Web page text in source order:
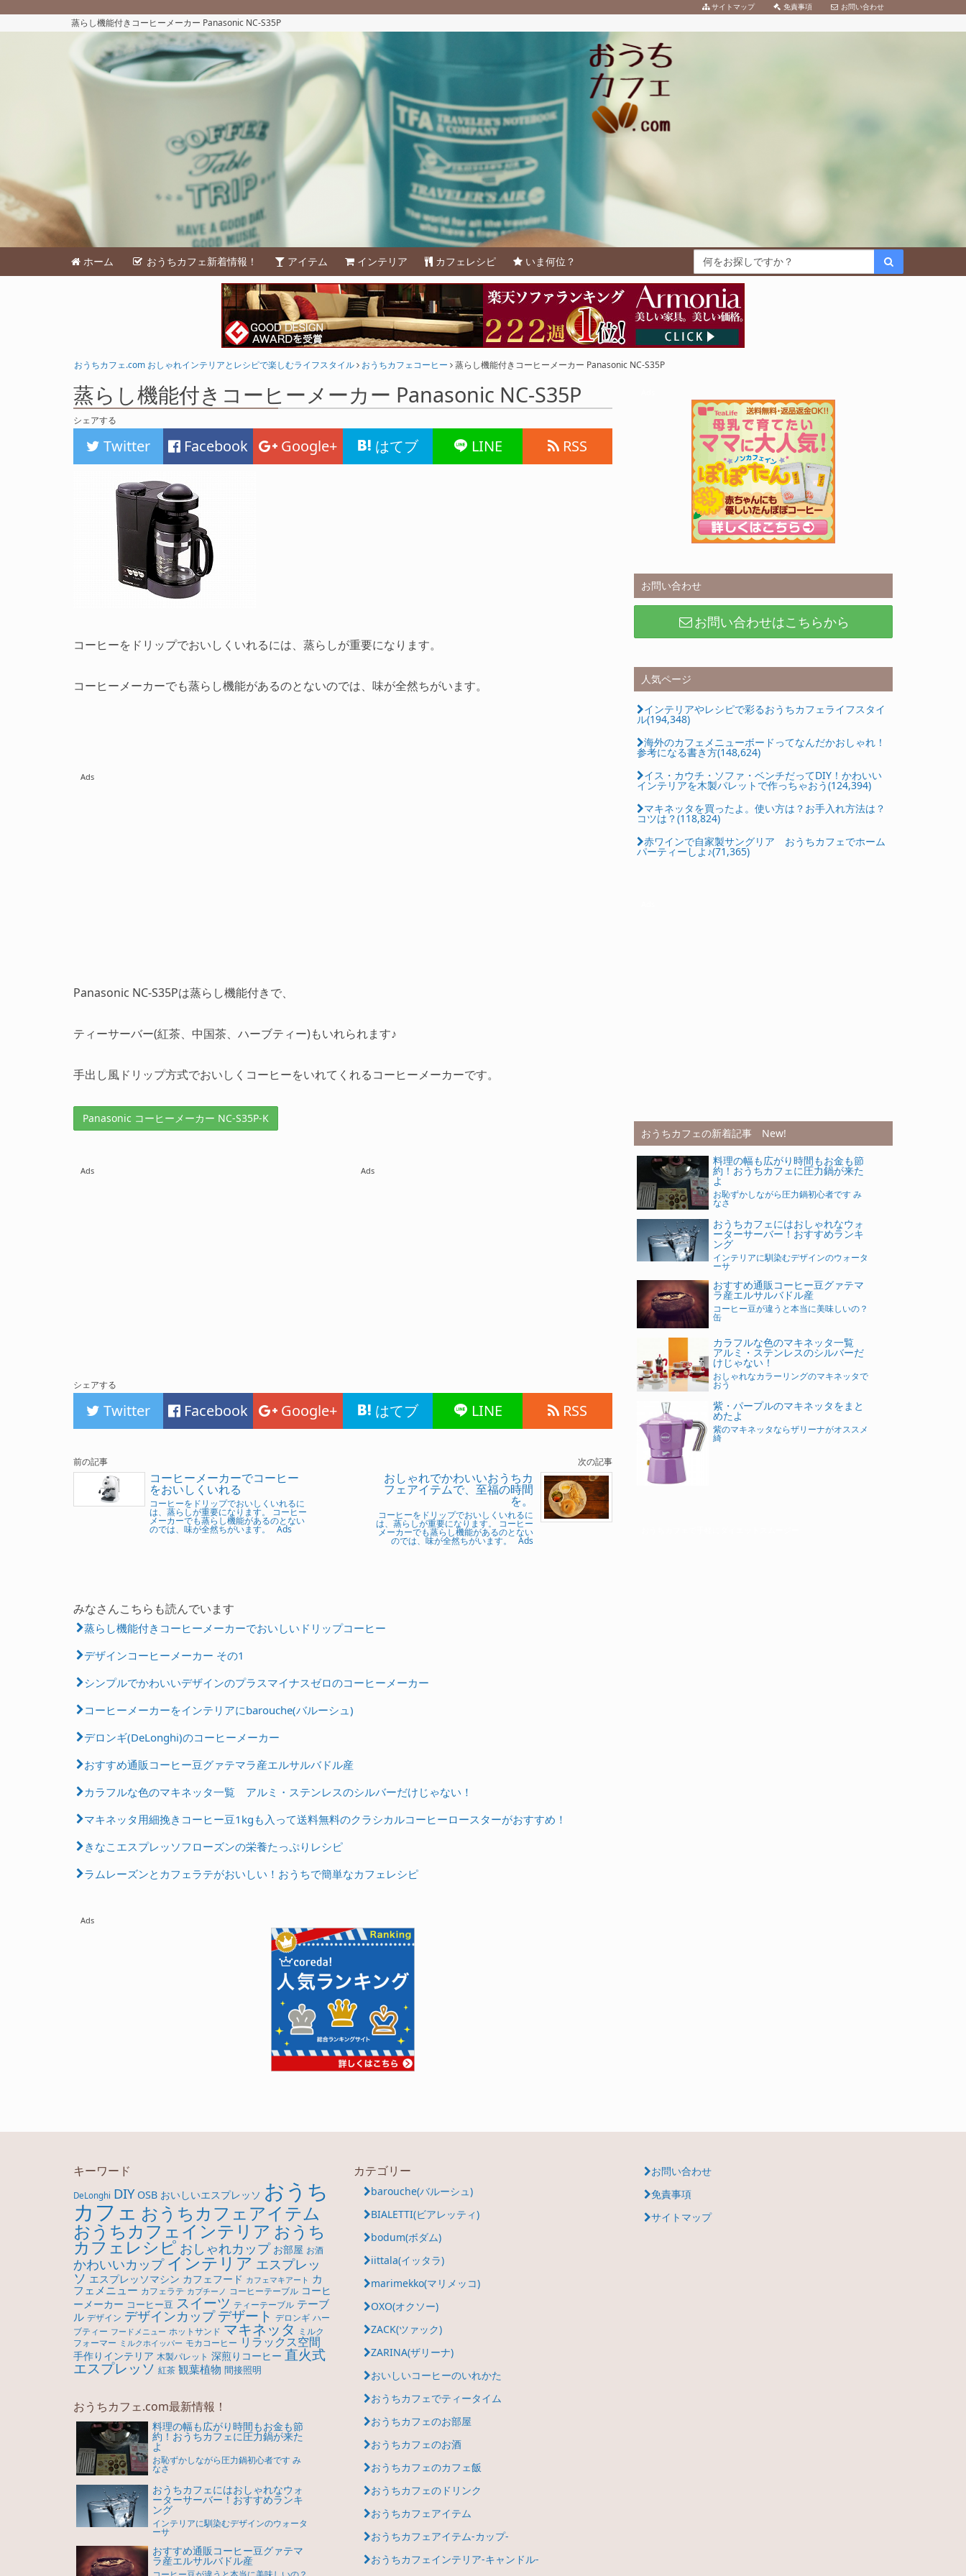
蒸らし機能付きコーヒーメーカー Panasonic NC-S35P
おうちカフェ.com おしゃれインテリアとレシピで楽しむライフスタイル おうちカフェコーヒー 蒸らし機能付きコーヒーメーカー Panasonic NC-S35P
蒸らし機能付きコーヒーメーカー Panasonic NC-S35P
シェアする
Twitter Facebook Google+ はてブ LINE RSS
コーヒーをドリップでおいしくいれるには、蒸らしが重要になります。
コーヒーメーカーでも蒸らし機能があるのとないのでは、味が全然ちがいます。
Ads
Panasonic NC-S35Pは蒸らし機能付きで、
ティーサーバー(紅茶、中国茶、ハーブティー)もいれられます♪
手出し風ドリップ方式でおいしくコーヒーをいれてくれるコーヒーメーカーです。
Panasonic コーヒーメーカー NC-S35P-K
Ads Ads
シェアする
Twitter Facebook Google+ はてブ LINE RSS
前の記事
コーヒーメーカーでコーヒー
をおいしくいれる
コーヒーをドリップでおいしくいれるに
は、蒸らしが重要になります。 コーヒー
メーカーでも蒸らし機能があるのとない
のでは、味が全然ちがいます。 Ads
次の記事
おしゃれでかわいいおうちカ
フェアイテムで、至福の時間
を。
コーヒーをドリップでおいしくいれるに
は、蒸らしが重要になります。 コーヒー
メーカーでも蒸らし機能があるのとない
のでは、味が全然ちがいます。 Ads
みなさんこちらも読んでいます
蒸らし機能付きコーヒーメーカーでおいしいドリップコーヒー
デザインコーヒーメーカー その1
シンプルでかわいいデザインのプラスマイナスゼロのコーヒーメーカー
コーヒーメーカーをインテリアにbarouche(バルーシュ)
デロンギ(DeLonghi)のコーヒーメーカー
おすすめ通販コーヒー豆グァテマラ産エルサルバドル産
カラフルな色のマキネッタ一覧 アルミ・ステンレスのシルバーだけじゃない！
マキネッタ用細挽きコーヒー豆1kgも入って送料無料のクラシカルコーヒーロースターがおすすめ！
きなこエスプレッソフローズンの栄養たっぷりレシピ
ラムレーズンとカフェラテがおいしい！おうちで簡単なカフェレシピ
Ads
お問い合わせ
お問い合わせはこちらから
人気ページ
インテリアやレシピで彩るおうちカフェライフスタイ
ル(194,348)
海外のカフェメニューボードってなんだかおしゃれ！
参考になる書き方(148,624)
イス・カウチ・ソファ・ベンチだってDIY！かわいい
インテリアを木製パレットで作っちゃおう(124,394)
マキネッタを買ったよ。使い方は？お手入れ方法は？
コツは？(118,824)
赤ワインで自家製サングリア おうちカフェでホーム
パーティーしよ♪(71,365)
おうちカフェの新着記事 New!
料理の幅も広がり時間もお金も節
約！おうちカフェに圧力鍋が来た
よ
お恥ずかしながら圧力鍋初心者です み
なさ
おうちカフェにはおしゃれなウォ
ーターサーバー！おすすめランキ
ング
インテリアに馴染むデザインのウォータ
ーサ
おすすめ通販コーヒー豆グァテマ
ラ産エルサルバドル産
コーヒー豆が違うと本当に美味しいの？
缶
カラフルな色のマキネッタ一覧
アルミ・ステンレスのシルバーだ
けじゃない！
おしゃれなカラーリングのマキネッタで
おう
紫・パープルのマキネッタをまと
めたよ
紫のマキネッタならザリーナがオススメ
綺
ホーム おうちカフェ新着情報！ アイテム インテリア カフェレシピ いま何位？
お問い合わせ
免責事項
サイトマップ
キーワード
DeLonghi DIY OSB おいしいエスプレッソ おうち
カフェ おうちカフェアイテム
おうちカフェインテリア おうち
カフェレシピ おしゃれカップ お部屋 お酒
かわいいカップ インテリア エスプレッ
ソ エスプレッソマシン カフェフード カフェマキアート カ
フェメニュー カフェラテ カプチーノ コーヒーテーブル コーヒ
ーメーカー コーヒー豆 スイーツ ティーテーブル テーブ
ル デザイン デザインカップ デザート デロンギ ハー
ブティー フードメニュー ホットサンド マキネッタ
ミルク
フォーマー ミルクホイッパー モカコーヒー リラックス空間
手作りインテリア 木製パレット 深煎りコーヒー 直火式
エスプレッソ 紅茶 観葉植物 間接照明
おうちカフェ.com最新情報！
料理の幅も広がり時間もお金も節
約！おうちカフェに圧力鍋が来た
よ
お恥ずかしながら圧力鍋初心者です み
なさ
おうちカフェにはおしゃれなウォ
ーターサーバー！おすすめランキ
ング
インテリアに馴染むデザインのウォータ
ーサ
おすすめ通販コーヒー豆グァテマ
ラ産エルサルバドル産
カテゴリー
barouche(バルーシュ)
BIALETTI(ビアレッティ)
bodum(ボダム)
iittala(イッタラ)
marimekko(マリメッコ)
OXO(オクソー)
ZACK(ツァック)
ZARINA(ザリーナ)
おいしいコーヒーのいれかた
おうちカフェでティータイム
おうちカフェのお部屋
おうちカフェのお酒
おうちカフェのカフェ飯
おうちカフェのドリンク
おうちカフェアイテム
おうちカフェアイテム-カップ-
おうちカフェインテリア-キャンドル-
お問い合わせ
免責事項
サイトマップ